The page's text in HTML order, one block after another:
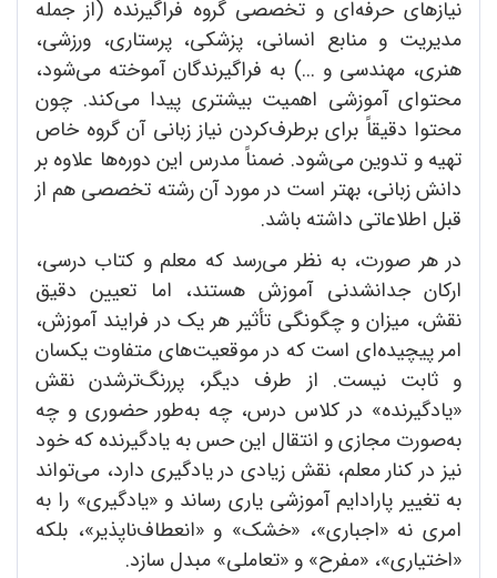
نیازهای حرفه‌ای و تخصصی گروه فراگیرنده (از جمله
مدیریت و منابع انسانی، پزشکی، پرستاری، ورزشی،
هنری، مهندسی و ...) به فراگیرندگان آموخته می‌شود،
محتوای آموزشی اهمیت بیشتری پیدا می‌کند. چون
محتوا دقیقاً برای برطرف‌کردن نیاز زبانی آن گروه خاص
تهیه و تدوین می‌شود. ضمناً مدرس این دوره‌ها علاوه بر
دانش زبانی، بهتر است در مورد آن رشته تخصصی هم از
قبل اطلاعاتی داشته باشد.
در هر صورت، به نظر می‌رسد که معلم و کتاب درسی،
ارکان جدانشدنی آموزش هستند، اما تعیین دقیق
نقش، میزان و چگونگی تأثیر هر یک در فرایند آموزش،
امر پیچیده‌ای است که در موقعیت‌های متفاوت یکسان
و ثابت نیست. از طرف دیگر، پررنگ‌ترشدن نقش
«یادگیرنده» در کلاس درس، چه به‌طور حضوری و چه
به‌صورت مجازی و انتقال این حس به یادگیرنده که خود
نیز در کنار معلم، نقش زیادی در یادگیری دارد، می‌تواند
به تغییر پارادایم آموزشی یاری رساند و «یادگیری» را به
امری نه «اجباری»، «خشک» و «انعطاف‌ناپذیر»، بلکه
«اختیاری»، «مفرح» و «تعاملی» مبدل سازد.